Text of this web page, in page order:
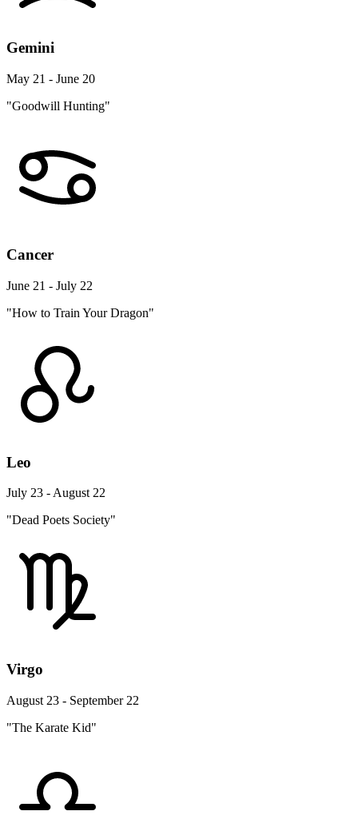
Gemini
May 21 - June 20
"Goodwill Hunting"
Cancer
June 21 - July 22
"How to Train Your Dragon"
Leo
July 23 - August 22
"Dead Poets Society"
Virgo
August 23 - September 22
"The Karate Kid"